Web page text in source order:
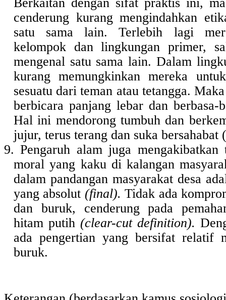
cenderung kurang mengindahkan
satu sama lain. Terlebih lagi
kelompok dan lingkungan primer,
mengenal satu sama lain. Dalam
kurang memungkinkan mereka
sesuatu dari teman atau tetangga.
berbicara panjang lebar dan berbasa-
Hal ini mendorong tumbuh dan
jujur, terus terang dan suka bersahabat (
9. Pengaruh alam juga mengakibatkan
moral yang kaku di kalangan
dalam pandangan masyarakat desa
yang absolut (final).Tidak ada
dan buruk, cenderung pada
hitam putih (clear-cut definition).
ada pengertian yang bersifat relatif
buruk.